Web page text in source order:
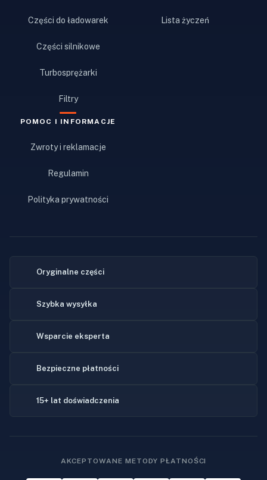
Części do ładowarek
Części silnikowe
Turbosprężarki
Filtry
Lista życzeń
POMOC I INFORMACJE
Zwroty i reklamacje
Regulamin
Polityka prywatności
Oryginalne części
Szybka wysyłka
Wsparcie eksperta
Bezpieczne płatności
15+ lat doświadczenia
AKCEPTOWANE METODY PŁATNOŚCI